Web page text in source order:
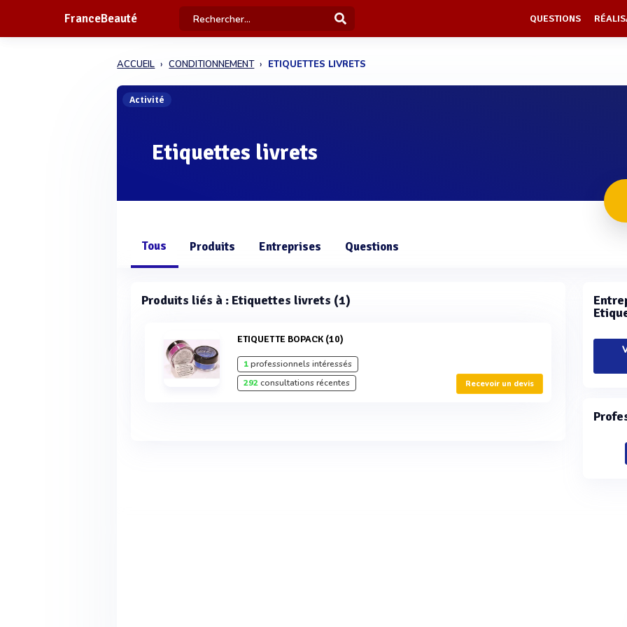
FranceBeauté QUESTIONS
ACCUEIL CONDITIONNEMENT ETIQUETTES LIVRETS
Activité
Etiquettes livrets
Tous Produits Entreprises Questions
Produits liés à : Etiquettes livrets (1)
ETIQUETTE BOPACK (10)
1professionnels intéressés
292consultations récentes Recevoir un devis